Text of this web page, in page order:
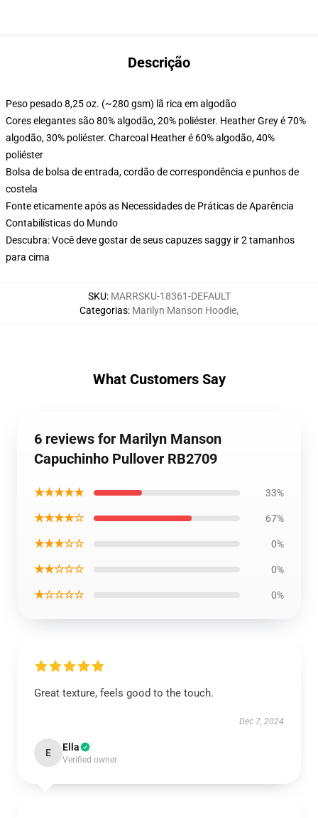
Descrição
Peso pesado 8,25 oz. (~280 gsm) lã rica em algodão
Cores elegantes são 80% algodão, 20% poliéster. Heather Grey é 70%
algodão, 30% poliéster. Charcoal Heather é 60% algodão, 40%
poliéster
Bolsa de bolsa de entrada, cordão de correspondência e punhos de
costela
Fonte eticamente após as Necessidades de Práticas de Aparência
Contabilísticas do Mundo
Descubra: Você deve gostar de seus capuzes saggy ir 2 tamanhos
para cima
SKU: MARRSKU-18361-DEFAULT
Categorias: Marilyn Manson Hoodie,
What Customers Say
6 reviews for Marilyn Manson
Capuchinho Pullover RB2709
★★★★★ 33%
★★★★☆ 67%
★★★☆☆ 0%
★★☆☆☆ 0%
★☆☆☆☆ 0%
Great texture, feels good to the touch.
Dec 7, 2024
E Ella
Verified owner